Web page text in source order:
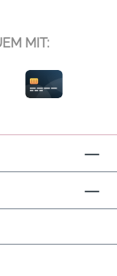
MIT: